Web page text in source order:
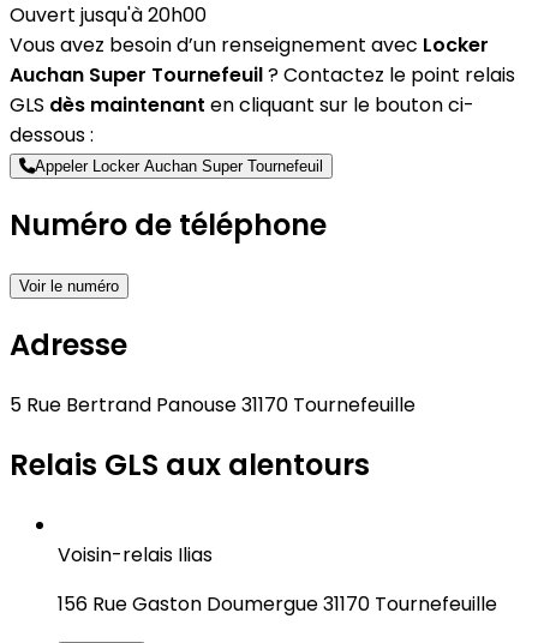
Ouvert jusqu'à 20h00
Vous avez besoin d’un renseignement avec Locker
Auchan Super Tournefeuil? Contactez le point relais
GLS dès maintenant en cliquant sur le bouton ci-
dessous :
Appeler Locker Auchan Super Tournefeuil
Numéro de téléphone
Voir le numéro
Adresse
5 Rue Bertrand Panouse 31170 Tournefeuille
Relais GLS aux alentours
Voisin-relais Ilias
156 Rue Gaston Doumergue 31170 Tournefeuille